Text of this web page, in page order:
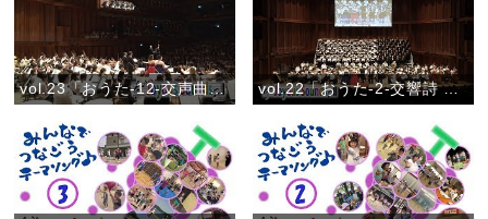
vol.23「おうた-12-交声曲 ひながたの道」 vol.22「おうた-2-交響詩 おやさま」